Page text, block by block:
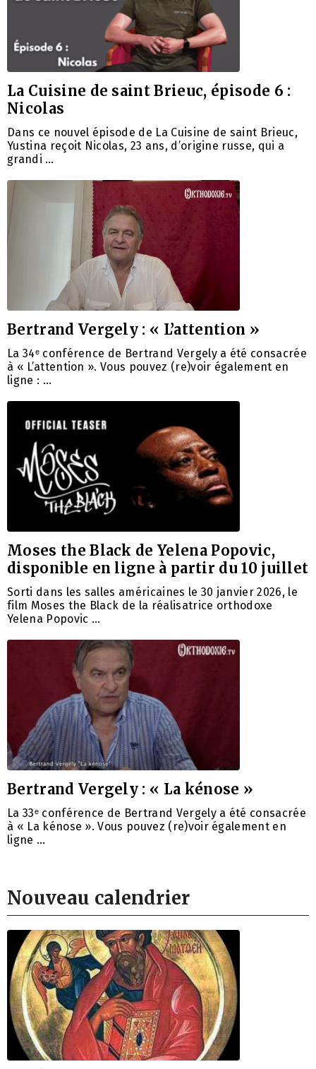
La Cuisine de saint Brieuc, épisode 6 :
Nicolas
Dans ce nouvel épisode de La Cuisine de saint Brieuc,
Yustina reçoit Nicolas, 23 ans, d’origine russe, qui a
grandi …
Bertrand Vergely : « L’attention »
La 34ᵉ conférence de Bertrand Vergely a été consacrée
à « L’attention ». Vous pouvez (re)voir également en
ligne : …
Moses the Black de Yelena Popovic,
disponible en ligne à partir du 10 juillet
Sorti dans les salles américaines le 30 janvier 2026, le
film Moses the Black de la réalisatrice orthodoxe
Yelena Popovic …
Bertrand Vergely : « La kénose »
La 33ᵉ conférence de Bertrand Vergely a été consacrée
à « La kénose ». Vous pouvez (re)voir également en
ligne …
Nouveau calendrier